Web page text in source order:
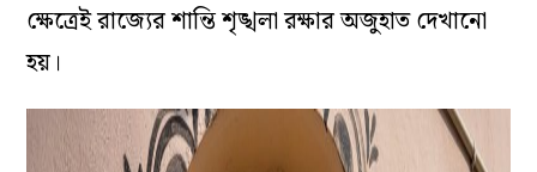
ক্ষেত্রেই রাজ্যের শান্তি শৃঙ্খলা রক্ষার অজুহাত দেখানো
হয়।